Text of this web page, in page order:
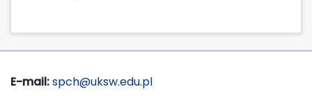
E-mail:spch@uksw.edu.pl